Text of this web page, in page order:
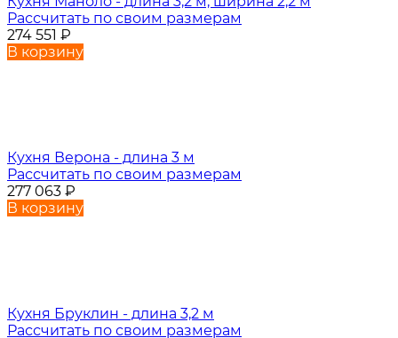
Рассчитать по своим размерам
274 551 ₽
В корзину
Кухня Верона - длина 3 м
Рассчитать по своим размерам
277 063 ₽
В корзину
Кухня Бруклин - длина 3,2 м
Рассчитать по своим размерам